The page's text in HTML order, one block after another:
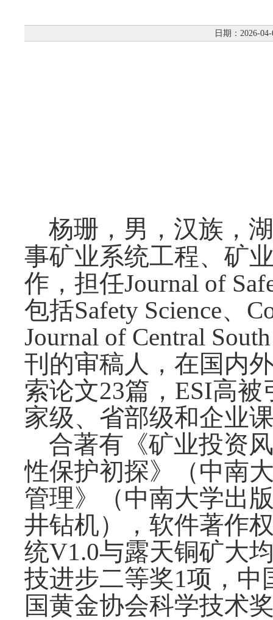
日期：2026-
杨珊，男，汉族，
事矿业系统工程、矿
作，担任Journal of
包括Safety Science、
Journal of Central
刊的审稿人，在国内
索论文23篇，ESI高
家级、省部级和企业
合著有《矿业投资
性保护初探》（中南
管理》（中南大学出
井钻机），软件著作
统V1.0与露天铜矿大
技进步二等奖1项，
国黄金协会科学技术